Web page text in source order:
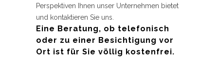
Perspektiven Ihnen unser Unternehmen bietet
und kontaktieren Sie uns.
Eine Beratung, ob telefonisch
oder zu einer Besichtigung vor
Ort ist für Sie völlig kostenfrei.